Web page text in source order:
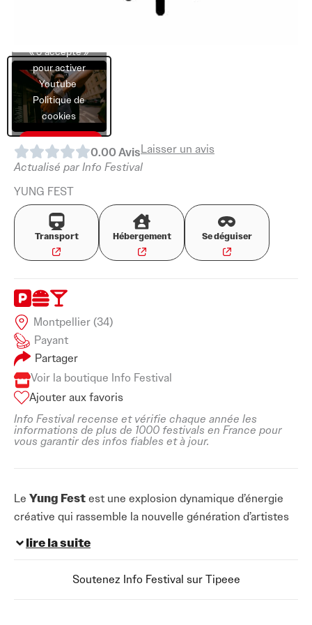
« J’accepte »
pour activer
Youtube
Politique de
cookies
J’accepte 0.00AvisLaisser un avis
Actualisé par Info Festival
YUNG FEST
Transport Hébergement Se déguiser
Montpellier (34)
Payant
Partager
Voir la boutique Info Festival
Ajouter aux favoris
Info Festival recense et vérifie chaque année les
informations de plus de 1000 festivals en France pour
vous garantir des infos fiables et à jour.
Le Yung Festest une explosion dynamique d’énergie
créative qui rassemble la nouvelle génération d’artistes
et de créateurs. Cet événement offre une plateforme
pour les talents émergents dans divers domaines tels
que la musique, l’art, le design et la mode.
lire la suite
Soutenez Info Festival sur Tipeee